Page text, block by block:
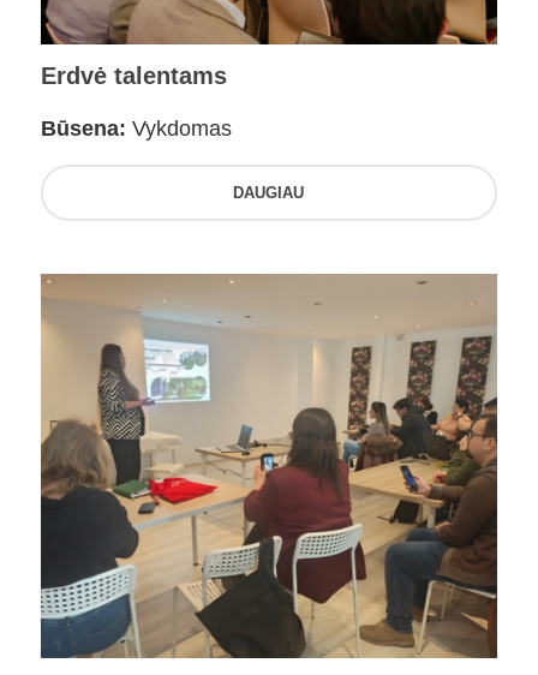
Erdvė talentams
Būsena: Vykdomas
DAUGIAU